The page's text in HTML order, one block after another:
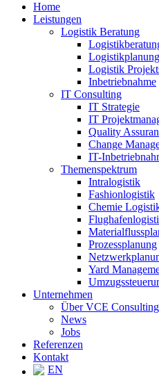
Home
Leistungen
Logistik Beratung
Logistikplanung
Logistik
Inbetriebnahme
IT Consulting
IT Strategie
IT
Quality
Change
IT-
Themenspektrum
Intralogistik
Fashionlogistik
Chemie
Prozessplanung
Yard
Unternehmen
Über VCE Consulting
News
Jobs
Referenzen
Kontakt
EN